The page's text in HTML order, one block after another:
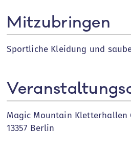
Mitzubringen
Sportliche Kleidung und
Magic Mountain Kletterhallen
13357 Berlin